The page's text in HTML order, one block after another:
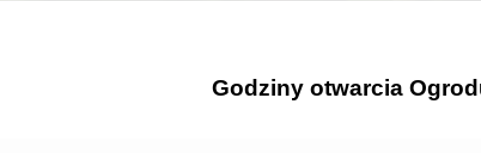
Godziny otwarcia